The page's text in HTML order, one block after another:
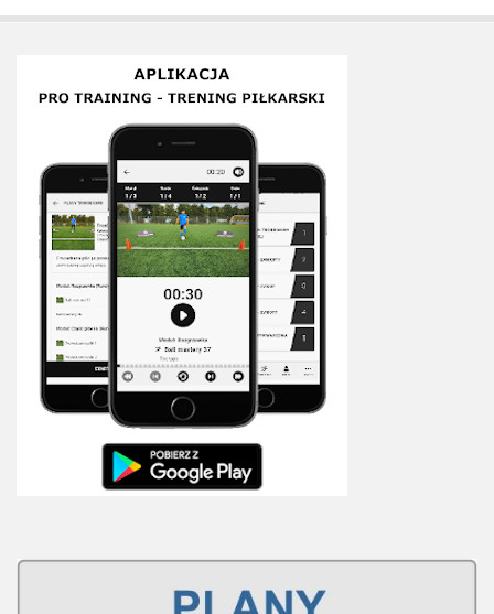
Program treningu biegowego
Edukacja
Plany treningowe
Aplikacja Pro Training
Sprzęt treningowy
Kontakt
O nas
Od autorów
Kontakt